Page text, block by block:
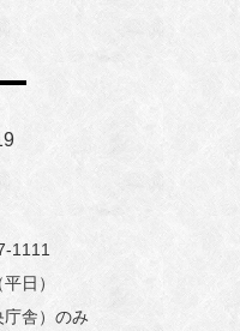
1111
日）
庁舎）のみ